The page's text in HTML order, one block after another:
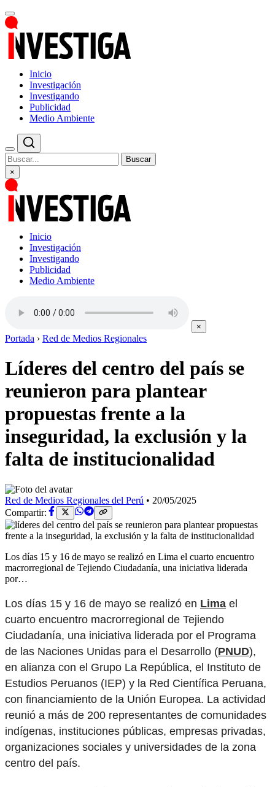
Inicio
Investigación
Investigando
Publicidad
Medio Ambiente
Buscar
×
Inicio
Investigación
Investigando
Publicidad
Medio Ambiente
×
Portada › Red de Medios Regionales
Líderes del centro del país se
reunieron para plantear
propuestas frente a la
inseguridad, la exclusión y la
falta de institucionalidad
Red de Medios Regionales del Perú • 20/05/2025
Compartir:
Los días 15 y 16 de mayo se realizó en Lima el cuarto encuentro
macrorregional de Tejiendo Ciudadanía, una iniciativa liderada
por…
Los días 15 y 16 de mayo se realizó en Lima el
cuarto encuentro macrorregional de Tejiendo
Ciudadanía, una iniciativa liderada por el Programa
de las Naciones Unidas para el Desarrollo (PNUD),
en alianza con el Grupo La República, el Instituto de
Estudios Peruanos (IEP) y la Red Científica Peruana,
con financiamiento de la Unión Europea. La actividad
reunió a más de 200 representantes de comunidades
indígenas, instituciones públicas, empresas privadas,
organizaciones sociales y universidades de la zona
centro del país.